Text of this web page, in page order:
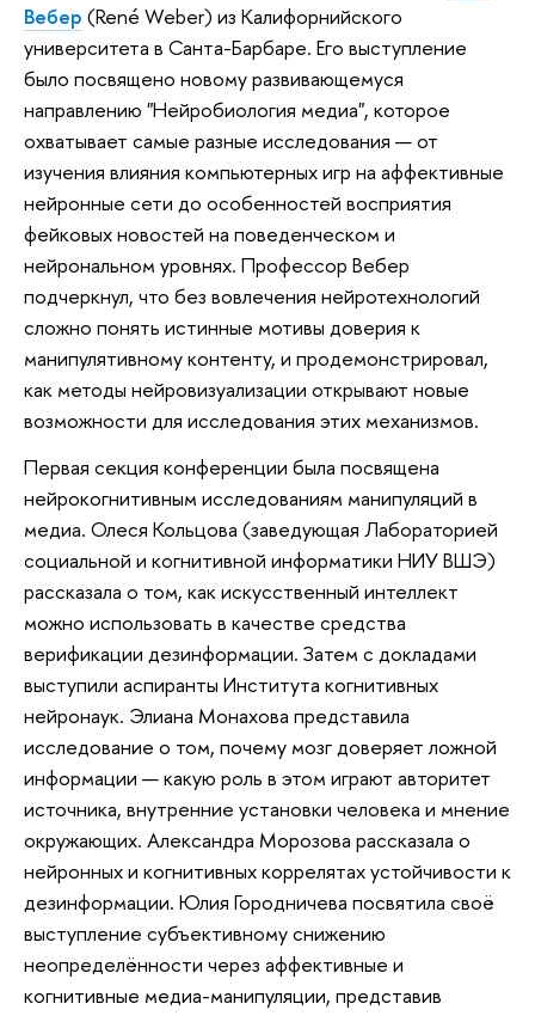
Вебер (René Weber) из Калифорнийского
университета в Санта-Барбаре. Его выступление
было посвящено новому развивающемуся
направлению "Нейробиология медиа", которое
охватывает самые разные исследования — от
изучения влияния компьютерных игр на аффективные
нейронные сети до особенностей восприятия
фейковых новостей на поведенческом и
нейрональном уровнях. Профессор Вебер
подчеркнул, что без вовлечения нейротехнологий
сложно понять истинные мотивы доверия к
манипулятивному контенту, и продемонстрировал,
как методы нейровизуализации открывают новые
возможности для исследования этих механизмов.
Первая секция конференции была посвящена
нейрокогнитивным исследованиям манипуляций в
медиа. Олеся Кольцова (заведующая Лабораторией
социальной и когнитивной информатики НИУ ВШЭ)
рассказала о том, как искусственный интеллект
можно использовать в качестве средства
верификации дезинформации. Затем с докладами
выступили аспиранты Института когнитивных
нейронаук. Элиана Монахова представила
исследование о том, почему мозг доверяет ложной
информации — какую роль в этом играют авторитет
источника, внутренние установки человека и мнение
окружающих. Александра Морозова рассказала о
нейронных и когнитивных коррелятах устойчивости к
дезинформации. Юлия Городничева посвятила своё
выступление субъективному снижению
неопределённости через аффективные и
когнитивные медиа-манипуляции, представив